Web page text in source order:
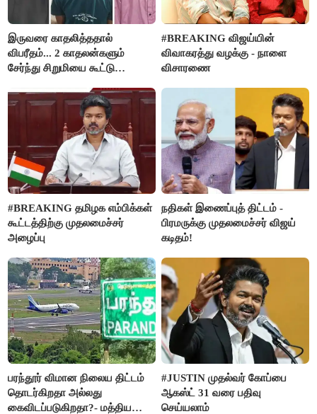
இருவரை காதலித்ததால்
விபரீதம்... 2 காதலன்களும்
சேர்ந்து சிறுமியை கூட்டு
செய்த கொடூரம்
#BREAKING விஜய்யின்
விவாகரத்து வழக்கு - நாளை
விசாரணை
#BREAKING தமிழக எம்பிக்கள்
கூட்டத்திற்கு முதலமைச்சர்
அழைப்பு
நதிகள் இணைப்புத் திட்டம் -
பிரமருக்கு முதலமைச்சர் விஜய்
கடிதம்!
பரந்தூர் விமான நிலைய திட்டம்
தொடர்கிறதா அல்லது
கைவிடப்படுகிறதா?- மத்திய
#JUSTIN முதல்வர் கோப்பை
ஆகஸ்ட் 31 வரை பதிவு
செய்யலாம்